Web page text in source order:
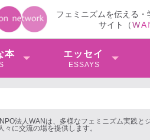
フェミニズムを伝える・
サイト（WA
本 エッセイ
ESSAYS
法人WANは、多様なフェミニズム実践と
に交流の場を提供します。